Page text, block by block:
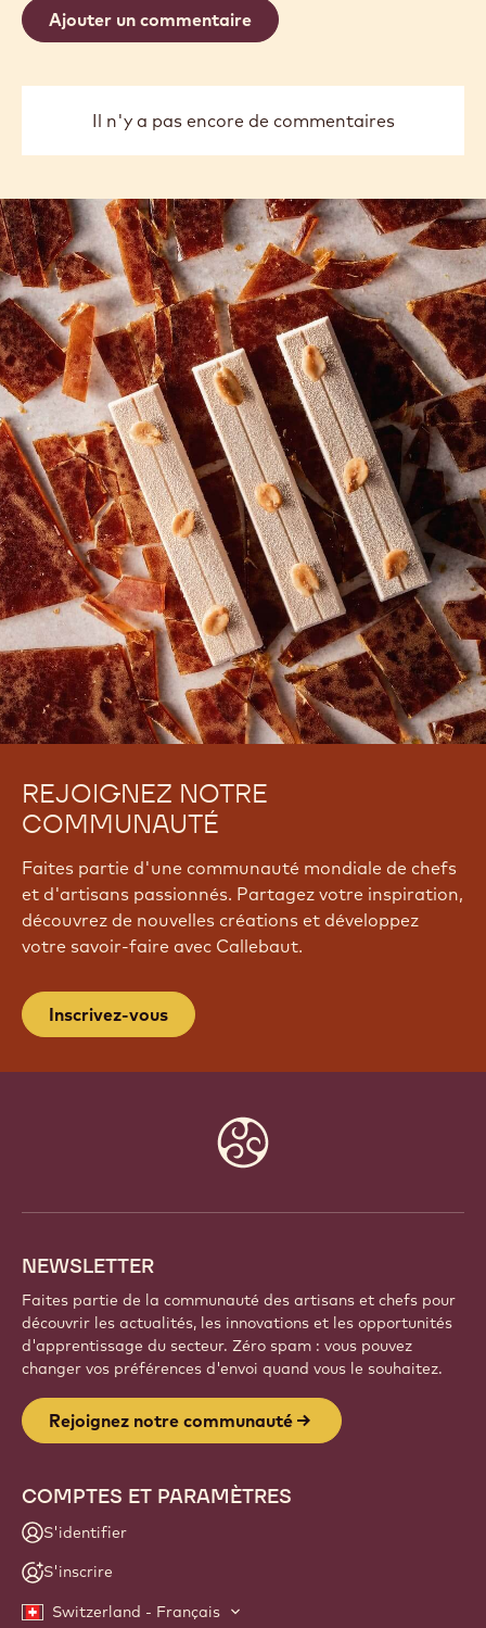
Ajouter un commentaire
Il n'y a pas encore de commentaires
REJOIGNEZ NOTRE
COMMUNAUTÉ
Faites partie d'une communauté mondiale de chefs
et d'artisans passionnés. Partagez votre inspiration,
découvrez de nouvelles créations et développez
votre savoir-faire avec Callebaut.
Inscrivez-vous
NEWSLETTER
Faites partie de la communauté des artisans et chefs pour
découvrir les actualités, les innovations et les opportunités
d'apprentissage du secteur. Zéro spam : vous pouvez
changer vos préférences d'envoi quand vous le souhaitez.
Rejoignez notre communauté
COMPTES ET PARAMÈTRES
S'identifier
S'inscrire
Switzerland - Français